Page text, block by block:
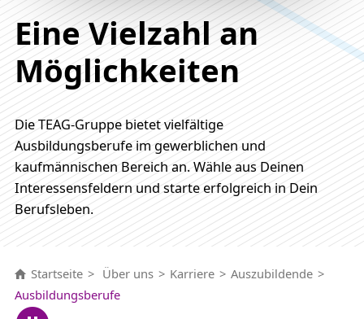
Eine Vielzahl an
Möglichkeiten
Die TEAG-Gruppe bietet vielfältige
Ausbildungsberufe im gewerblichen und
kaufmännischen Bereich an. Wähle aus Deinen
Interessensfeldern und starte erfolgreich in Dein
Berufsleben.
Startseite Über uns Karriere
Auszubildende
Ausbildungsberufe